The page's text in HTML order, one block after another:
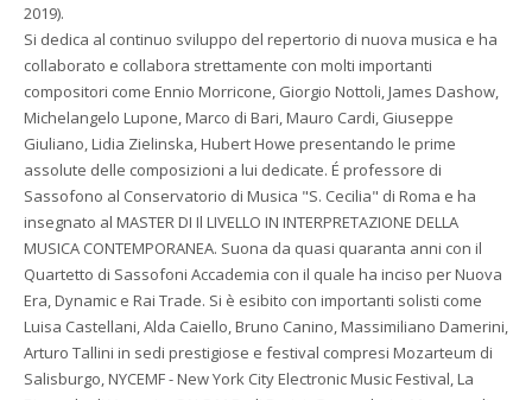
2019).
Si dedica al continuo sviluppo del repertorio di nuova musica e ha
collaborato e collabora strettamente con molti importanti
compositori come Ennio Morricone, Giorgio Nottoli, James Dashow,
Michelangelo Lupone, Marco di Bari, Mauro Cardi, Giuseppe
Giuliano, Lidia Zielinska, Hubert Howe presentando le prime
assolute delle composizioni a lui dedicate. É professore di
Sassofono al Conservatorio di Musica "S. Cecilia" di Roma e ha
insegnato al MASTER DI Il LIVELLO IN INTERPRETAZIONE DELLA
MUSICA CONTEMPORANEA. Suona da quasi quaranta anni con il
Quartetto di Sassofoni Accademia con il quale ha inciso per Nuova
Era, Dynamic e Rai Trade. Si è esibito con importanti solisti come
Luisa Castellani, Alda Caiello, Bruno Canino, Massimiliano Damerini,
Arturo Tallini in sedi prestigiose e festival compresi Mozarteum di
Salisburgo, NYCEMF - New York City Electronic Music Festival, La